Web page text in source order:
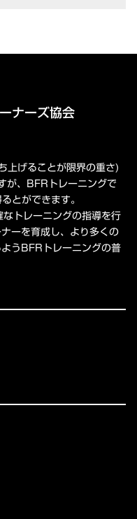
ナーズ協会
げることが限界の重さ)
、BFRトレーニングで
とができます。
トレーニングの指導を行
ーを育成し、より多くの
うBFRトレーニングの普